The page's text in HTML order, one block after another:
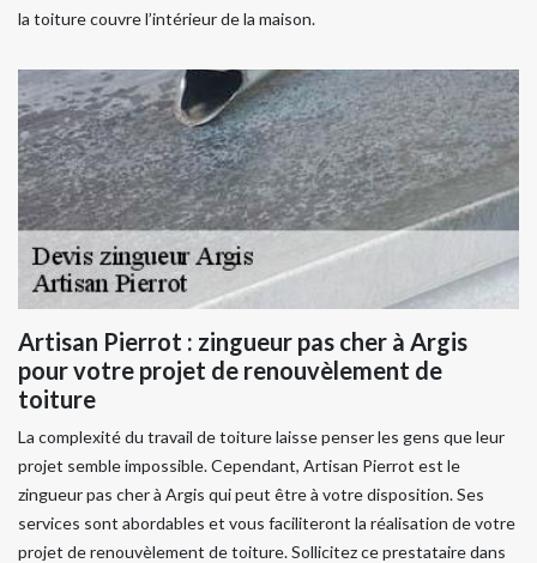
la toiture couvre l’intérieur de la maison.
Artisan Pierrot : zingueur pas cher à Argis
pour votre projet de renouvèlement de
toiture
La complexité du travail de toiture laisse penser les gens que leur
projet semble impossible. Cependant, Artisan Pierrot est le
zingueur pas cher à Argis qui peut être à votre disposition. Ses
services sont abordables et vous faciliteront la réalisation de votre
projet de renouvèlement de toiture. Sollicitez ce prestataire dans